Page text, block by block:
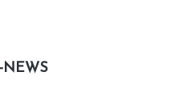
NEWS